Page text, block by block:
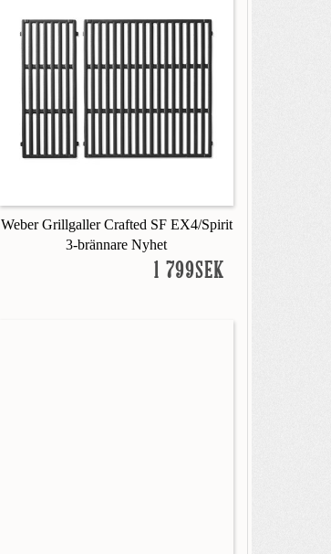
Weber Grillgaller Crafted SF EX4/Spirit
3-brännare Nyhet
1 799SEK